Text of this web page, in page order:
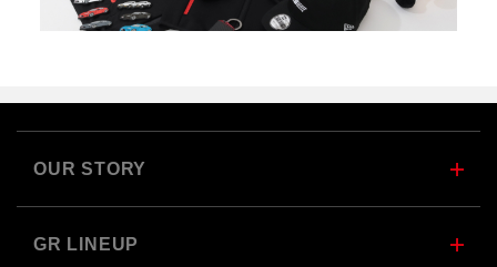
OUR STORY
GR LINEUP